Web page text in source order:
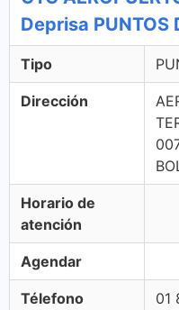
Deprisa PUNTOS
Tipo
Dirección
Horario de
atención
Agendar
Télefono 01